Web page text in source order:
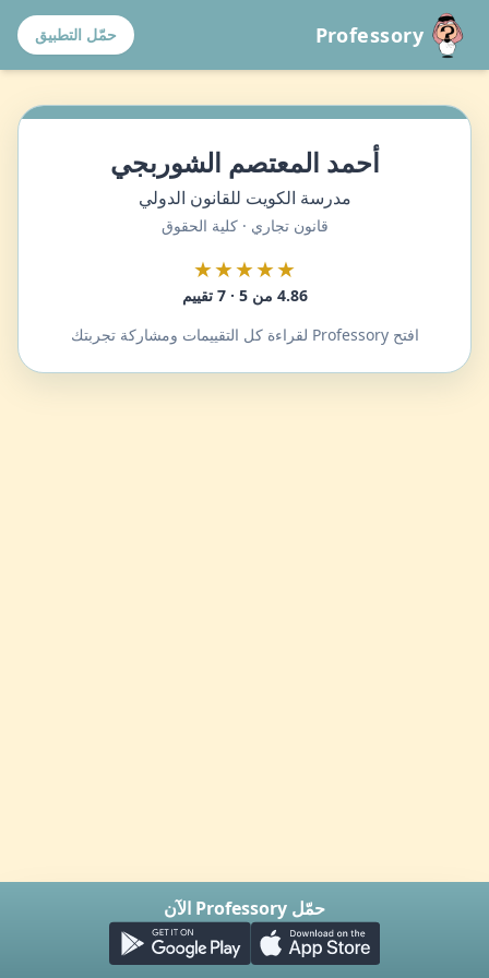
Professory حمّل التطبيق
أحمد المعتصم الشوربجي
مدرسة الكويت للقانون الدولي
قانون تجاري · كلية الحقوق
★★★★★
4.86 من 5 · 7 تقييم
افتح Professory لقراءة كل التقييمات ومشاركة تجربتك
حمّل Professory الآن